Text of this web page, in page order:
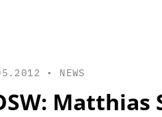
• NEWS